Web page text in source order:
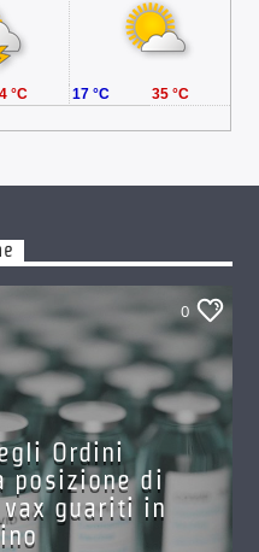
°C 17 °C 35 °C
0
Ordini
posizione di
guariti in